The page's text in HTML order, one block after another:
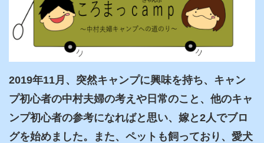
2019年11月、突然キャンプに興味を持ち、キャン
プ初心者の中村夫婦の考えや日常のこと、他のキャ
ンプ初心者の参考になればと思い、嫁と2人でブロ
グを始めました。また、ペットも飼っており、愛犬